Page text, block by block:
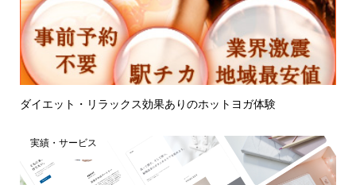
ダイエット・リラックス効果ありのホットヨガ体験
実績・サービス